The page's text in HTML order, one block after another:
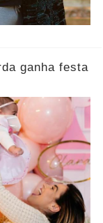
ganha festa